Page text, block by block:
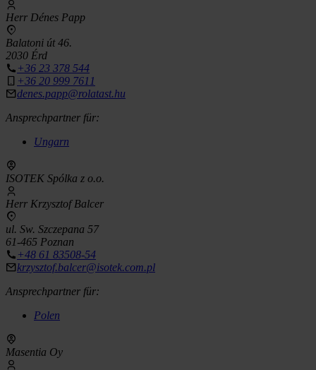
Herr Dénes Papp
Balatoni út 46.
2030 Érd
+36 23 378 544
+36 20 999 7611
denes.papp@rolatast.hu
Ansprechpartner für:
Ungarn
ISOTEK Spólka z o.o.
Herr Krzysztof Balcer
ul. Sw. Szczepana 57
61-465 Poznan
+48 61 83508-54
krzysztof.balcer@isotek.com.pl
Ansprechpartner für:
Polen
Masentia Oy